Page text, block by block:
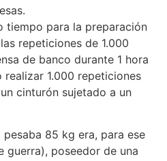
tiempo para la preparación
repeticiones de 1.000
de banco durante 1 hora
1.000 repeticiones
cinturón sujetado a un
pesaba 85 kg era, para ese
guerra), poseedor de una